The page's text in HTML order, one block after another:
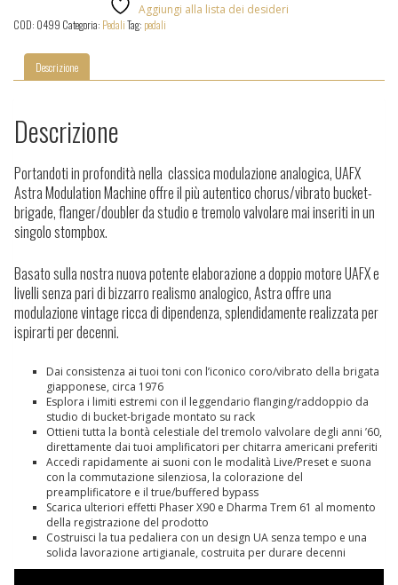
Machine
quantità
Aggiungi alla lista dei desideri
COD: 0499 Categoria: PedaliTag: pedali
Descrizione
Descrizione
Portandoti in profondità nella classica modulazione analogica, UAFX
Astra Modulation Machine offre il più autentico chorus/vibrato bucket-
brigade, flanger/doubler da studio e tremolo valvolare mai inseriti in un
singolo stompbox.
Basato sulla nostra nuova potente elaborazione a doppio motore UAFX e
livelli senza pari di bizzarro realismo analogico, Astra offre una
modulazione vintage ricca di dipendenza, splendidamente realizzata per
ispirarti per decenni.
Dai consistenza ai tuoi toni con l’iconico coro/vibrato della brigata
giapponese, circa 1976
Esplora i limiti estremi con il leggendario flanging/raddoppio da
studio di bucket-brigade montato su rack
Ottieni tutta la bontà celestiale del tremolo valvolare degli anni ’60,
direttamente dai tuoi amplificatori per chitarra americani preferiti
Accedi rapidamente ai suoni con le modalità Live/Preset e suona
con la commutazione silenziosa, la colorazione del
preamplificatore e il true/buffered bypass
Scarica ulteriori effetti Phaser X90 e Dharma Trem 61 al momento
della registrazione del prodotto
Costruisci la tua pedaliera con un design UA senza tempo e una
solida lavorazione artigianale, costruita per durare decenni